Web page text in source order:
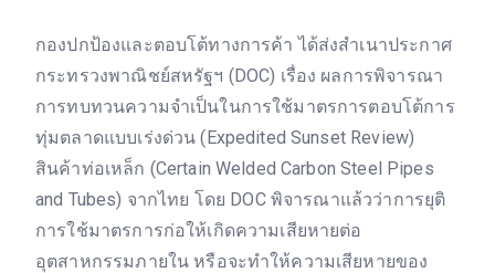
กองปกป้องและตอบโต้ทางการค้า ได้ส่งสำเนาประกาศ
กระทรวงพาณิชย์สหรัฐฯ (DOC) เรื่อง ผลการพิจารณา
การทบทวนความจำเป็นในการใช้มาตรการตอบโต้การ
ทุ่มตลาดแบบเร่งด่วน (Expedited Sunset Review)
สินค้าท่อเหล็ก (Certain Welded Carbon Steel Pipes
and Tubes) จากไทย โดย DOC พิจารณาแล้วว่าการยุติ
การใช้มาตรการก่อให้เกิดความเสียหายต่อ
อุตสาหกรรมภายใน หรือจะทำให้ความเสียหายของ